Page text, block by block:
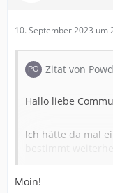
10. September 2023 um
Zitat von
Hallo liebe
Ich hätte da mal
bestimmt
In der APP
Moin!